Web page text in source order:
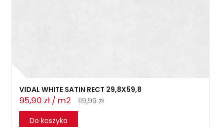
VIDAL WHITE SATIN RECT 29,8X59,8
95,90 zł / m2
119,99 zł
Do koszyka